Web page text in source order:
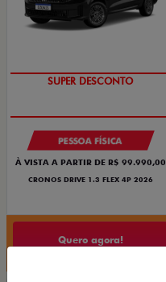
SUPER DESCONTO
PESSOA FÍSICA
À VISTA A PARTIR DE R$ 99.990,00
CRONOS DRIVE 1.3 FLEX 4P 2026
Quero agora!